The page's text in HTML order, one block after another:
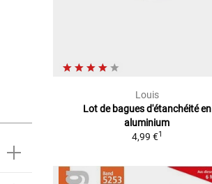
Louis
Lot de bagues d'étanchéité en
aluminium
4,99 €1